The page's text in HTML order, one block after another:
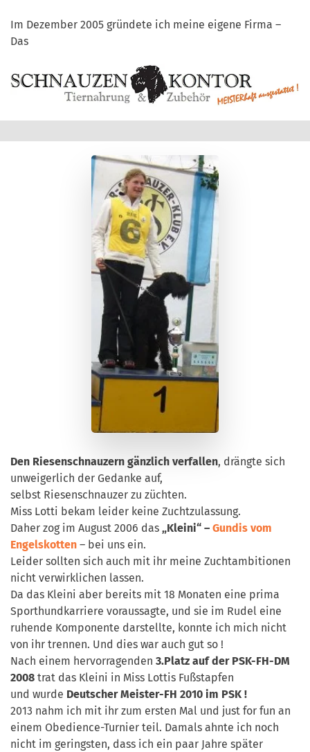
Im Dezember 2005 gründete ich meine eigene Firma –
Das
Den Riesenschnauzern gänzlich verfallen, drängte sich
unweigerlich der Gedanke auf,
selbst Riesenschnauzer zu züchten.
Miss Lotti bekam leider keine Zuchtzulassung.
Daher zog im August 2006 das „Kleini“ – Gundis vom
Engelskotten – bei uns ein.
Leider sollten sich auch mit ihr meine Zuchtambitionen
nicht verwirklichen lassen.
Da das Kleini aber bereits mit 18 Monaten eine prima
Sporthundkarriere voraussagte, und sie im Rudel eine
ruhende Komponente darstellte, konnte ich mich nicht
von ihr trennen. Und dies war auch gut so !
Nach einem hervorragenden 3.Platz auf der PSK-FH-DM
2008 trat das Kleini in Miss Lottis Fußstapfen
und wurde Deutscher Meister-FH 2010 im PSK !
2013 nahm ich mit ihr zum ersten Mal und just for fun an
einem Obedience-Turnier teil. Damals ahnte ich noch
nicht im geringsten, dass ich ein paar Jahre später